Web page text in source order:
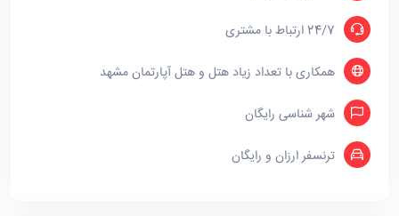
24/7 ارتباط با مشتری
همکاری با تعداد زیاد هتل و هتل آپارتمان مشهد
شهر شناسی رایگان
ترنسفر ارزان و رایگان